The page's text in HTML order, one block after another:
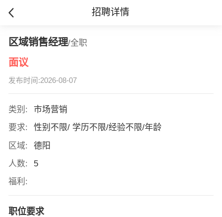
招聘详情
区域销售经理/全职
面议
发布时间:2026-08-07
类别:
市场营销
要求:
性别不限/ 学历不限/经验不限/年龄
区域:
德阳
人数:
5
福利:
职位要求